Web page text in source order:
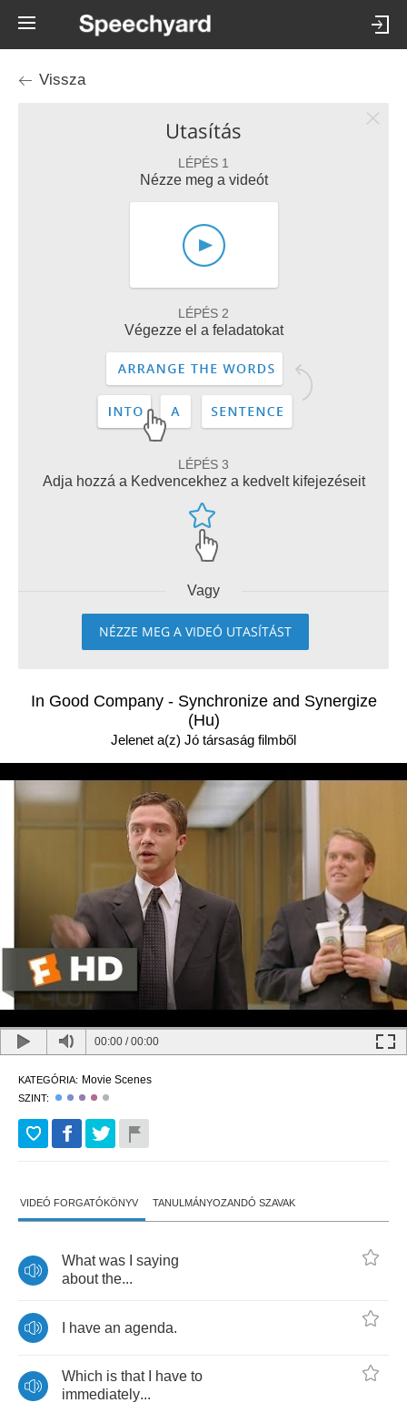
Vissza
Utasítás
LÉPÉS 1
Nézze meg a videót
LÉPÉS 2
Végezze el a feladatokat
LÉPÉS 3
Adja hozzá a Kedvencekhez a kedvelt kifejezéseit
Vagy
NÉZZE MEG A VIDEÓ UTASÍTÁST
In Good Company - Synchronize and Synergize
(Hu)
Jelenet a(z) Jó társaság filmből
00:00 /00:00
KATEGÓRIA: Movie Scenes
SZINT:
VIDEÓ FORGATÓKÖNYV TANULMÁNYOZANDÓ SZAVAK
What was
saying
about the...
have an agenda.
Which is that have to
immediately...